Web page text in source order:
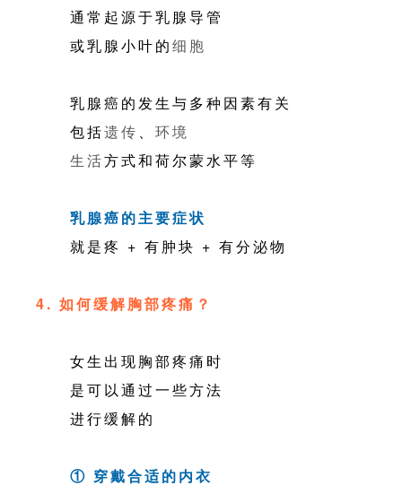
通常起源于乳腺导管
或乳腺小叶的细胞
乳腺癌的发生与多种因素有关
包括遗传 、 环境
生活方式和荷尔蒙水平等
乳腺癌的主要症状
就是疼 + 有肿块 + 有分泌物
4. 如何缓解胸部疼痛？
女生出现胸部疼痛时
是可以通过一些方法
进行缓解的
① 穿戴合适的内衣